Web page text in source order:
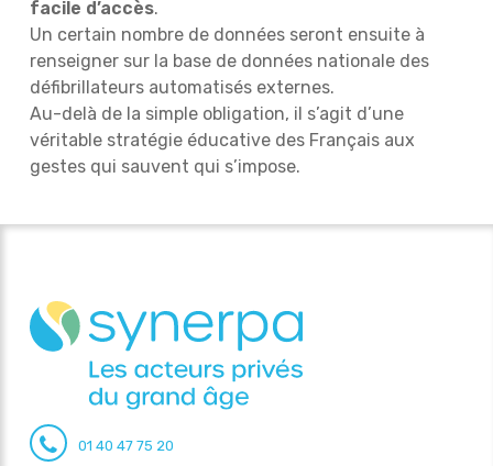
facile d’accès.
Un certain nombre de données seront ensuite à
renseigner sur la base de données nationale des
défibrillateurs automatisés externes.
Au-delà de la simple obligation, il s’agit d’une
véritable stratégie éducative des Français aux
gestes qui sauvent qui s’impose.
01 40 47 75 20